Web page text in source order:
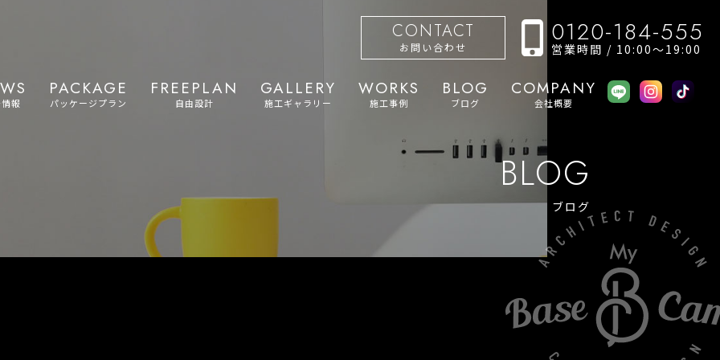
CONTACT
お問い合わせ 0120-184-555
営業時間 / 10:00〜19:00
報
PACKAGE
パッケージプラン
FREEPLAN
自由設計
GALLERY
施工ギャラリー
WORKS
施工事例
BLOG
ブログ
COMPANY
会社概要
BLOG
ブログ